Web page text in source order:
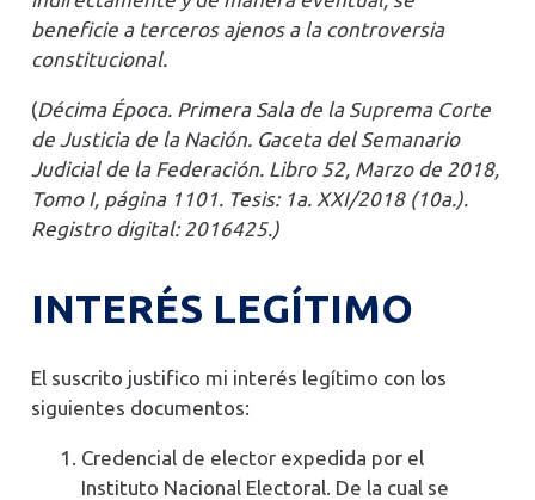
beneficie a terceros ajenos a la controversia
constitucional.
(Décima Época. Primera Sala de la Suprema Corte
de Justicia de la Nación. Gaceta del Semanario
Judicial de la Federación. Libro 52, Marzo de 2018,
Tomo I, página 1101. Tesis: 1a. XXI/2018 (10a.).
Registro digital: 2016425.)
INTERÉS LEGÍTIMO
El suscrito justifico mi interés legítimo con los
siguientes documentos:
Credencial de elector expedida por el
Instituto Nacional Electoral. De la cual se